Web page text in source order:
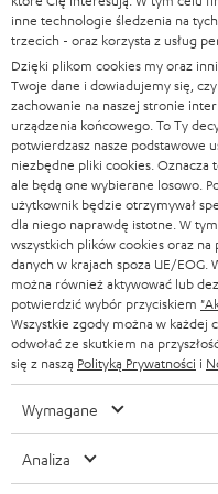
e
t
t
e
r
a
SOUNDBARY
GŁOŚNIKI HIFI
SMART HOME
BLUETOOTH
SŁUCHAWKI
SŁUCHAWKI BLUETOOTH
WIEŻE HI-FI
GŁOŚNIKI
ULTIMA
SŁUCHAWKI DOUSZNE
KARIERA
KONTAKT PRASOWY
B2B
BLOG
NEWSLETTER
SKLEPY
KORZYŚCI
TEUFEL STORY
ZARZĄD
TROSKA O ŚRODOWISKO
NIEMCY
AUSTRIA
SZWAJCARIA
HOLANDIA
BELGIA
FRANCJA
POLSKA
HISZPANIA
inne technologie śledzenia na
trzecich - oraz korzysta z usług
Dzięki plikom cookies my oraz
Twoje dane i dowiadujemy się,
zachowanie na naszej stronie
urządzenia końcowego. To Ty
potwierdzasz nasze podstawowe
niezbędne pliki cookies. Oznacza
ale będą one wybierane losowo.
użytkownik będzie otrzymywał
dla niego naprawdę istotne. W
wszystkich plików cookies oraz
danych w krajach spoza UE/
można również aktywować lub
potwierdzić wybór przyciskiem
Wszystkie zgody można w każdej
odwołać ze skutkiem na
się z naszą Polityką Prywatności i
Wymagane
Analiza